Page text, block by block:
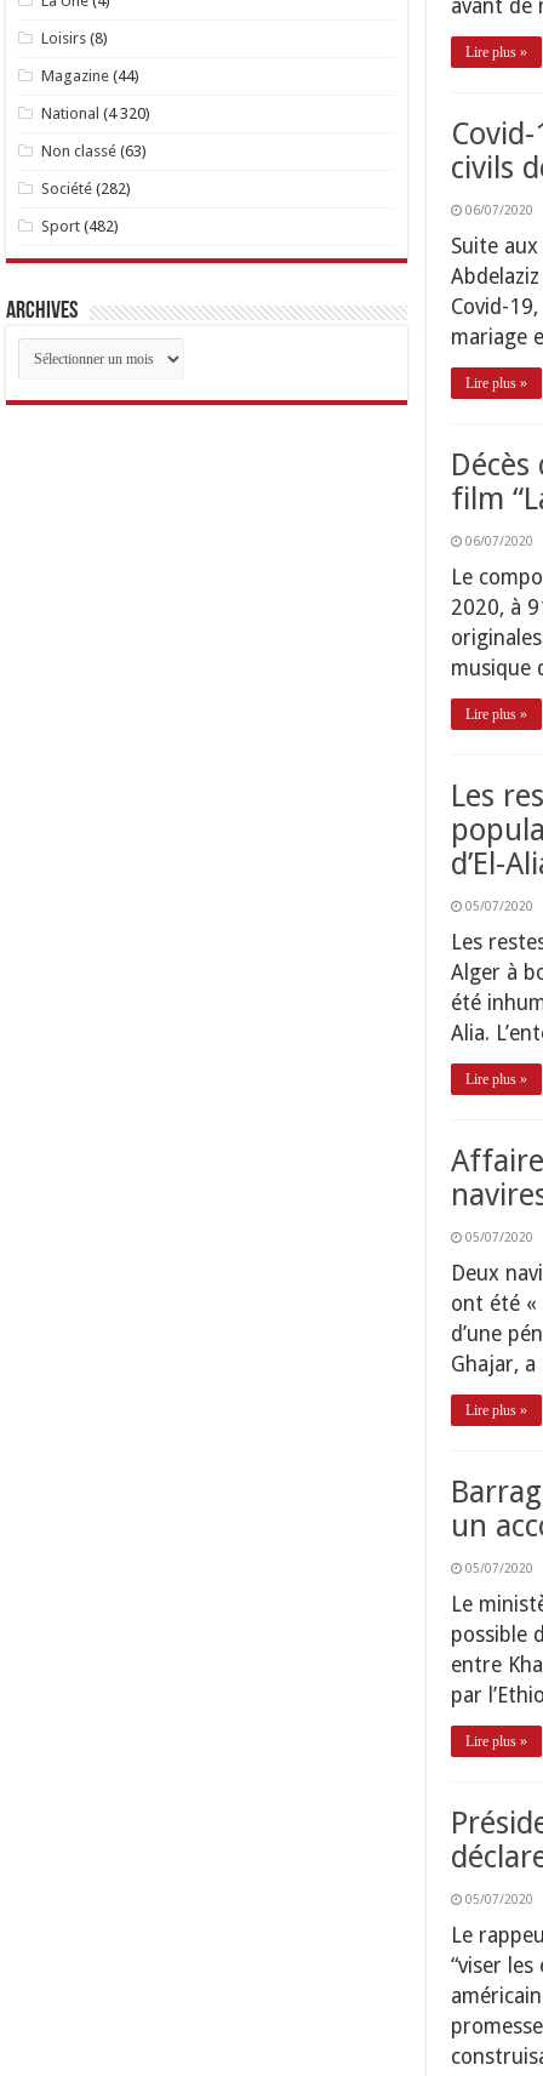
avant de
Lire plus »
civils
06/07/2020
Suite
Covid-
mariage
Lire plus »
film
06/07/2020
Le
2020, à
musique
Lire plus »
Les
d’El-
05/07/2020
Les
Alger à
été
Alia.
Lire plus »
05/07/2020
Deux
ont été «
d’une
Ghajar,
Lire plus »
un
05/07/2020
Le
possible
entre
par
Lire plus »
05/07/2020
Le
“viser
Loisirs (8)
Magazine (44)
National (4 320)
Non classé (63)
Société (282)
Sport (482)
Archives
Archives